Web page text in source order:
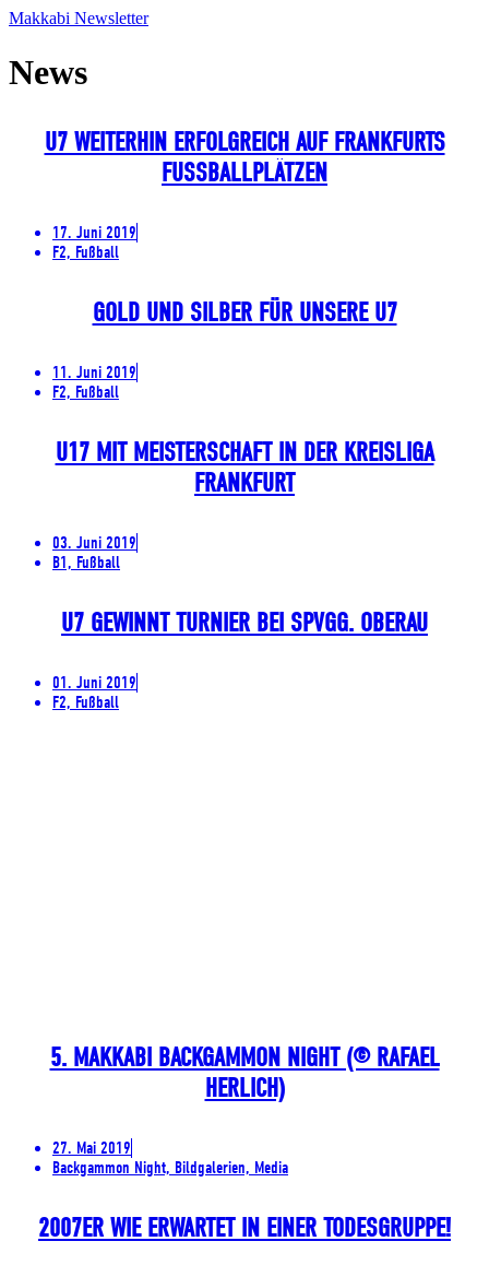
Makkabi Newsletter
News
U7 WEITERHIN ERFOLGREICH AUF FRANKFURTS
FUSSBALLPLÄTZEN
17. Juni 2019
F2, Fußball
GOLD UND SILBER FÜR UNSERE U7
11. Juni 2019
F2, Fußball
U17 MIT MEISTERSCHAFT IN DER KREISLIGA
FRANKFURT
03. Juni 2019
B1, Fußball
U7 GEWINNT TURNIER BEI SPVGG. OBERAU
01. Juni 2019
F2, Fußball
5. MAKKABI BACKGAMMON NIGHT (© RAFAEL
HERLICH)
27. Mai 2019
Backgammon Night, Bildgalerien, Media
2007ER WIE ERWARTET IN EINER TODESGRUPPE!